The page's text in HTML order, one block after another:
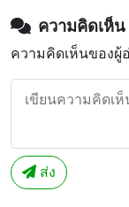
ความคิดเห็น
ความคิดเห็นของผู้
ส่ง